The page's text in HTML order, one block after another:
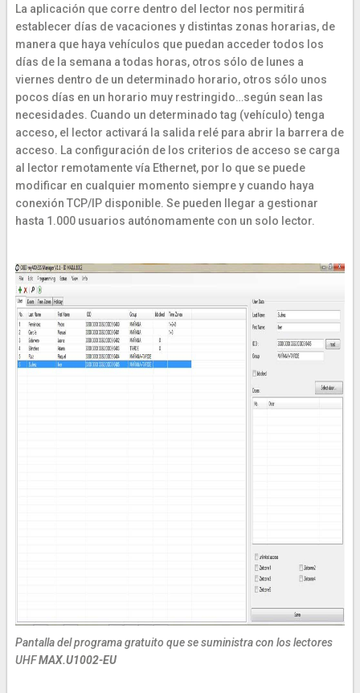
La aplicación que corre dentro del lector nos permitirá
establecer días de vacaciones y distintas zonas horarias, de
manera que haya vehículos que puedan acceder todos los
días de la semana a todas horas, otros sólo de lunes a
viernes dentro de un determinado horario, otros sólo unos
pocos días en un horario muy restringido…según sean las
necesidades. Cuando un determinado tag (vehículo) tenga
acceso, el lector activará la salida relé para abrir la barrera de
acceso. La configuración de los criterios de acceso se carga
al lector remotamente vía Ethernet, por lo que se puede
modificar en cualquier momento siempre y cuando haya
conexión TCP/IP disponible. Se pueden llegar a gestionar
hasta 1.000 usuarios autónomamente con un solo lector.
Pantalla del programa gratuito que se suministra con los lectores
UHFMAX.U1002-EU